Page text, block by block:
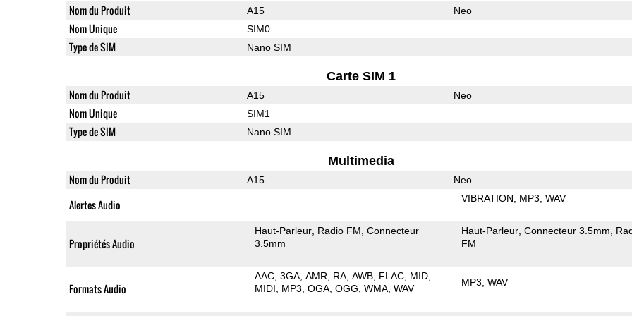
Nom du Produit A15 Neo
Nom Unique SIM0
Type de SIM Nano SIM
Carte SIM 1
Nom du Produit A15 Neo
Nom Unique SIM1
Type de SIM Nano SIM
Multimedia
Nom du Produit A15 Neo
Alertes Audio VIBRATION MP3 WAV
Propriétés Audio
Haut-Parleur Radio FM Connecteur
3.5mm
Haut-Parleur Connecteur 3.5mm
FM
Formats Audio
AAC 3GA AMR RA AWB FLAC MID
MIDI
MP3 OGA OGG WMA WAV
MP3 WAV